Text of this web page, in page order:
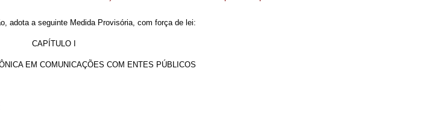
adota a seguinte Medida Provisória, com força de lei:
CAPÍTULO I
EM COMUNICAÇÕES COM ENTES PÚBLICOS